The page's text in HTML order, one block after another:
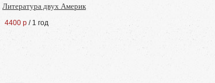
Литература двух Америк
4400 р / 1 год